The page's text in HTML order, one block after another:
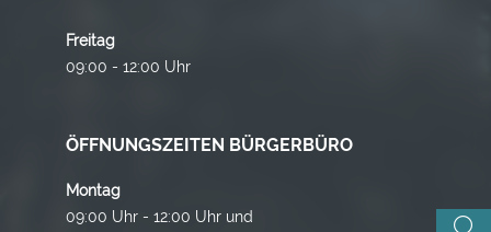
Freitag
09:00 - 12:00 Uhr
ÖFFNUNGSZEITEN BÜRGERBÜRO
Montag
09:00 Uhr - 12:00 Uhr und